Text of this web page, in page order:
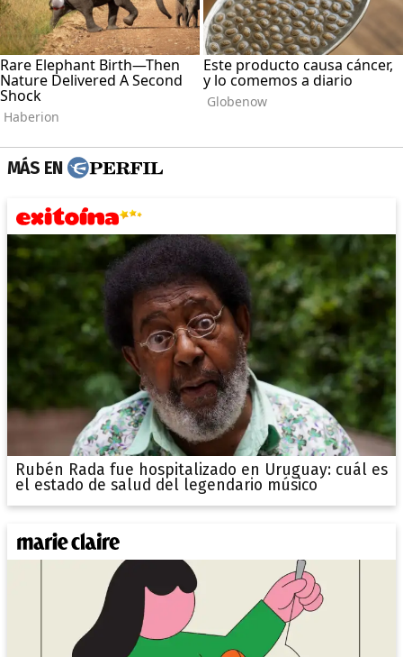
MÁS EN
Rubén Rada fue hospitalizado en Uruguay: cuál es
el estado de salud del legendario músico